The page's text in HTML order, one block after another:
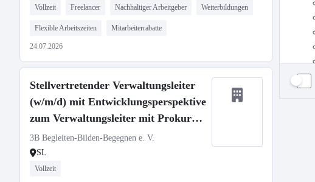
Vollzeit Freelancer Nachhaltiger Arbeitgeber Weiterbildungen
Flexible Arbeitszeiten Mitarbeiterrabatte
24.07.2026
Stellvertretender Verwaltungsleiter
(w/m/d) mit Entwicklungsperspektive
zum Verwaltungsleiter mit Prokura
in Vollzeit (39h)
3B Begleiten-Bilden-Begegnen e. V.
SL
Vollzeit